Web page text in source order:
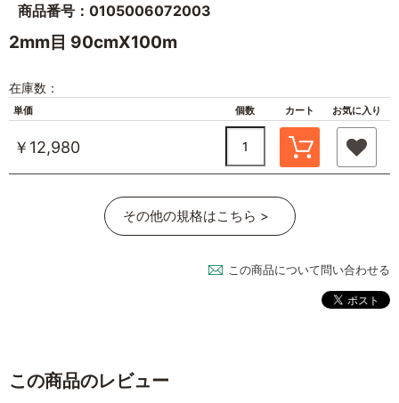
商品番号：0105006072003
2mm目 90cmX100m
在庫数：
単価 個数 カート お気に入り
￥12,980
その他の規格はこちら >
この商品について問い合わせる
この商品のレビュー